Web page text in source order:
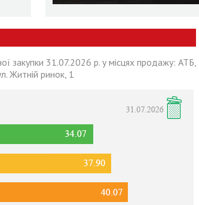
закупки 31.07.2026 р. у місцях продажу: АТБ,
Житній ринок, 1